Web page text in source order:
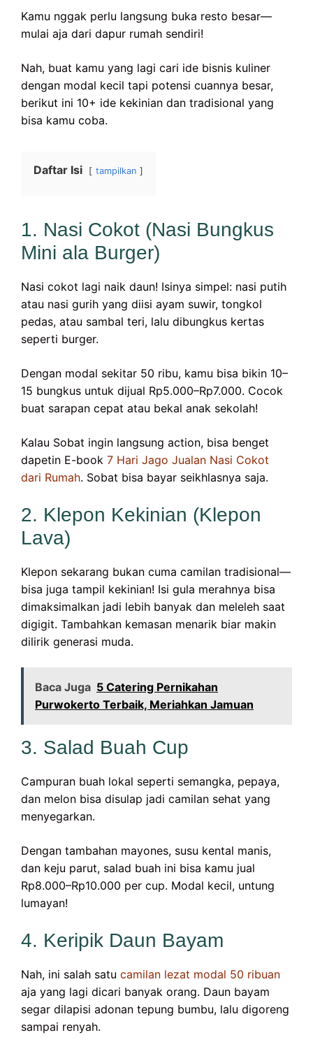
Kamu nggak perlu langsung buka resto besar—
mulai aja dari dapur rumah sendiri!
Nah, buat kamu yang lagi cari ide bisnis kuliner
dengan modal kecil tapi potensi cuannya besar,
berikut ini 10+ ide kekinian dan tradisional yang
bisa kamu coba.
Daftar Isi tampilkan
1. Nasi Cokot (Nasi Bungkus
Mini ala Burger)
Nasi cokot lagi naik daun! Isinya simpel: nasi putih
atau nasi gurih yang diisi ayam suwir, tongkol
pedas, atau sambal teri, lalu dibungkus kertas
seperti burger.
Dengan modal sekitar 50 ribu, kamu bisa bikin 10–
15 bungkus untuk dijual Rp5.000–Rp7.000. Cocok
buat sarapan cepat atau bekal anak sekolah!
Kalau Sobat ingin langsung action, bisa benget
dapetin E-book 7 Hari Jago Jualan Nasi Cokot
dari Rumah. Sobat bisa bayar seikhlasnya saja.
2. Klepon Kekinian (Klepon
Lava)
Klepon sekarang bukan cuma camilan tradisional—
bisa juga tampil kekinian! Isi gula merahnya bisa
dimaksimalkan jadi lebih banyak dan meleleh saat
digigit. Tambahkan kemasan menarik biar makin
dilirik generasi muda.
Baca Juga 5 Catering Pernikahan
Purwokerto Terbaik, Meriahkan Jamuan
3. Salad Buah Cup
Campuran buah lokal seperti semangka, pepaya,
dan melon bisa disulap jadi camilan sehat yang
menyegarkan.
Dengan tambahan mayones, susu kental manis,
dan keju parut, salad buah ini bisa kamu jual
Rp8.000–Rp10.000 per cup. Modal kecil, untung
lumayan!
4. Keripik Daun Bayam
Nah, ini salah satu camilan lezat modal 50 ribuan
aja yang lagi dicari banyak orang. Daun bayam
segar dilapisi adonan tepung bumbu, lalu digoreng
sampai renyah.